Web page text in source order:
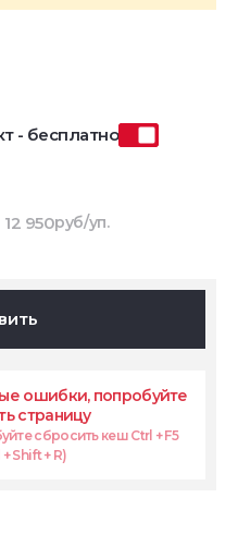
- бесплатно
12 950руб/уп.
ошибки, попробуйте
страницу
сбросить кеш Ctrl + F5
Shift + R)